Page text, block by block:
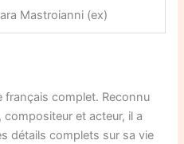
Mastroianni (ex)
français complet. Reconnu
et acteur, il a
détails complets sur sa vie